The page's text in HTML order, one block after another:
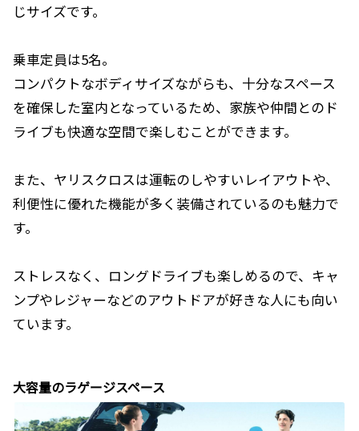
じサイズです。
乗車定員は5名。
コンパクトなボディサイズながらも、十分なスペース
を確保した室内となっているため、家族や仲間とのド
ライブも快適な空間で楽しむことができます。
また、ヤリスクロスは運転のしやすいレイアウトや、
利便性に優れた機能が多く装備されているのも魅力で
す。
ストレスなく、ロングドライブも楽しめるので、キャ
ンプやレジャーなどのアウトドアが好きな人にも向い
ています。
大容量のラゲージスペース